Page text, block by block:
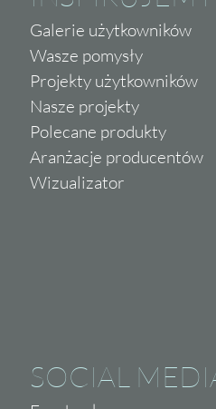
Galerie użytkowników
Wasze pomysły
Projekty użytkowników
Nasze projekty
Polecane produkty
Aranżacje producentów
Wizualizator
SOCIAL